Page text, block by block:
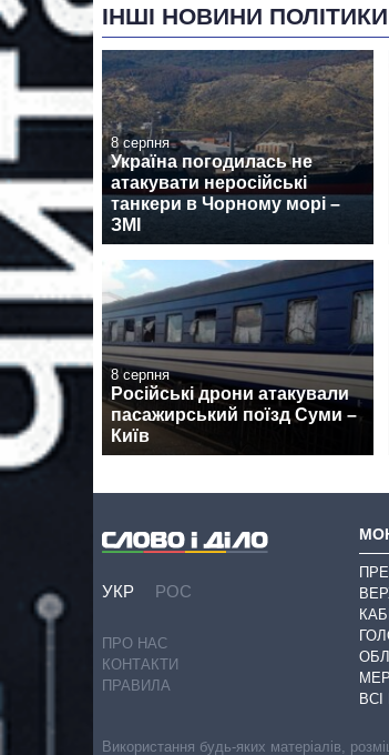
ІНШІ НОВИНИ ПОЛІТИКИ
8 серпня
Україна погодилась не
атакувати неросійські
танкери в Чорному морі –
ЗМІ
8 серпня
Російські дрони атакували
пасажирський поїзд Суми –
Київ
УКР РОС
ПРО НАС
КОНТАКТИ
ПРАВИЛА
Використання будь-яких матеріалів,